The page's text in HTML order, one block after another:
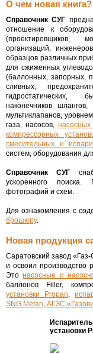
О чем новая книга?
Справочник СУГ
отношение к
(проектировщиков,
организаций,
образцов различных
для сжиженных
(баллонных, запорных,
сливных,
гидростатических,
наконечников
мультиклапанов,
газа, насосов,
компрессорных
смесительных и
систем, оборудования
Справочник СУГ
ускоренного поиска.
фотографий и схем.
Для ознакомления с
брошюру.
Новая продукция
Саратовский завод
и освоил производство
Этонасосные и
баллонов Filler,
установки Propan,
SNG Metan, АГЗС
установки